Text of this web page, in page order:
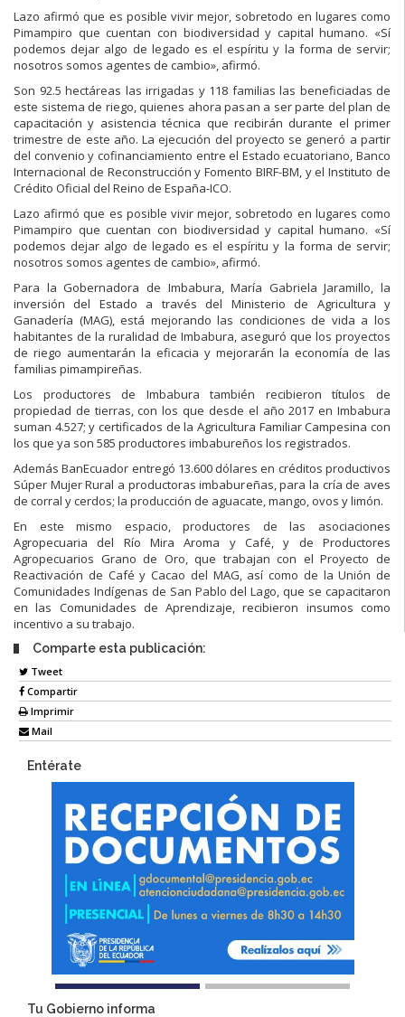
Lazo afirmó que es posible vivir mejor, sobretodo en lugares como
Pimampiro que cuentan con biodiversidad y capital humano. «Sí
podemos dejar algo de legado es el espíritu y la forma de servir;
nosotros somos agentes de cambio», afirmó.
Son 92.5 hectáreas las irrigadas y 118 familias las beneficiadas de
este sistema de riego, quienes ahora pasan a ser parte del plan de
capacitación y asistencia técnica que recibirán durante el primer
trimestre de este año. La ejecución del proyecto se generó a partir
del convenio y cofinanciamiento entre el Estado ecuatoriano, Banco
Internacional de Reconstrucción y Fomento BIRF-BM, y el Instituto de
Crédito Oficial del Reino de España-ICO.
Lazo afirmó que es posible vivir mejor, sobretodo en lugares como
Pimampiro que cuentan con biodiversidad y capital humano. «Sí
podemos dejar algo de legado es el espíritu y la forma de servir;
nosotros somos agentes de cambio», afirmó.
Para la Gobernadora de Imbabura, María Gabriela Jaramillo, la
inversión del Estado a través del Ministerio de Agricultura y
Ganadería (MAG), está mejorando las condiciones de vida a los
habitantes de la ruralidad de Imbabura, aseguró que los proyectos
de riego aumentarán la eficacia y mejorarán la economía de las
familias pimampireñas.
Los productores de Imbabura también recibieron títulos de
propiedad de tierras, con los que desde el año 2017 en Imbabura
suman 4.527; y certificados de la Agricultura Familiar Campesina con
los que ya son 585 productores imbabureños los registrados.
Además BanEcuador entregó 13.600 dólares en créditos productivos
Súper Mujer Rural a productoras imbabureñas, para la cría de aves
de corral y cerdos; la producción de aguacate, mango, ovos y limón.
En este mismo espacio, productores de las asociaciones
Agropecuaria del Río Mira Aroma y Café, y de Productores
Agropecuarios Grano de Oro, que trabajan con el Proyecto de
Reactivación de Café y Cacao del MAG, así como de la Unión de
Comunidades Indígenas de San Pablo del Lago, que se capacitaron
en las Comunidades de Aprendizaje, recibieron insumos como
incentivo a su trabajo.
Comparte esta publicación:
Tweet
Compartir
Imprimir
Mail
Entérate
Tu Gobierno informa